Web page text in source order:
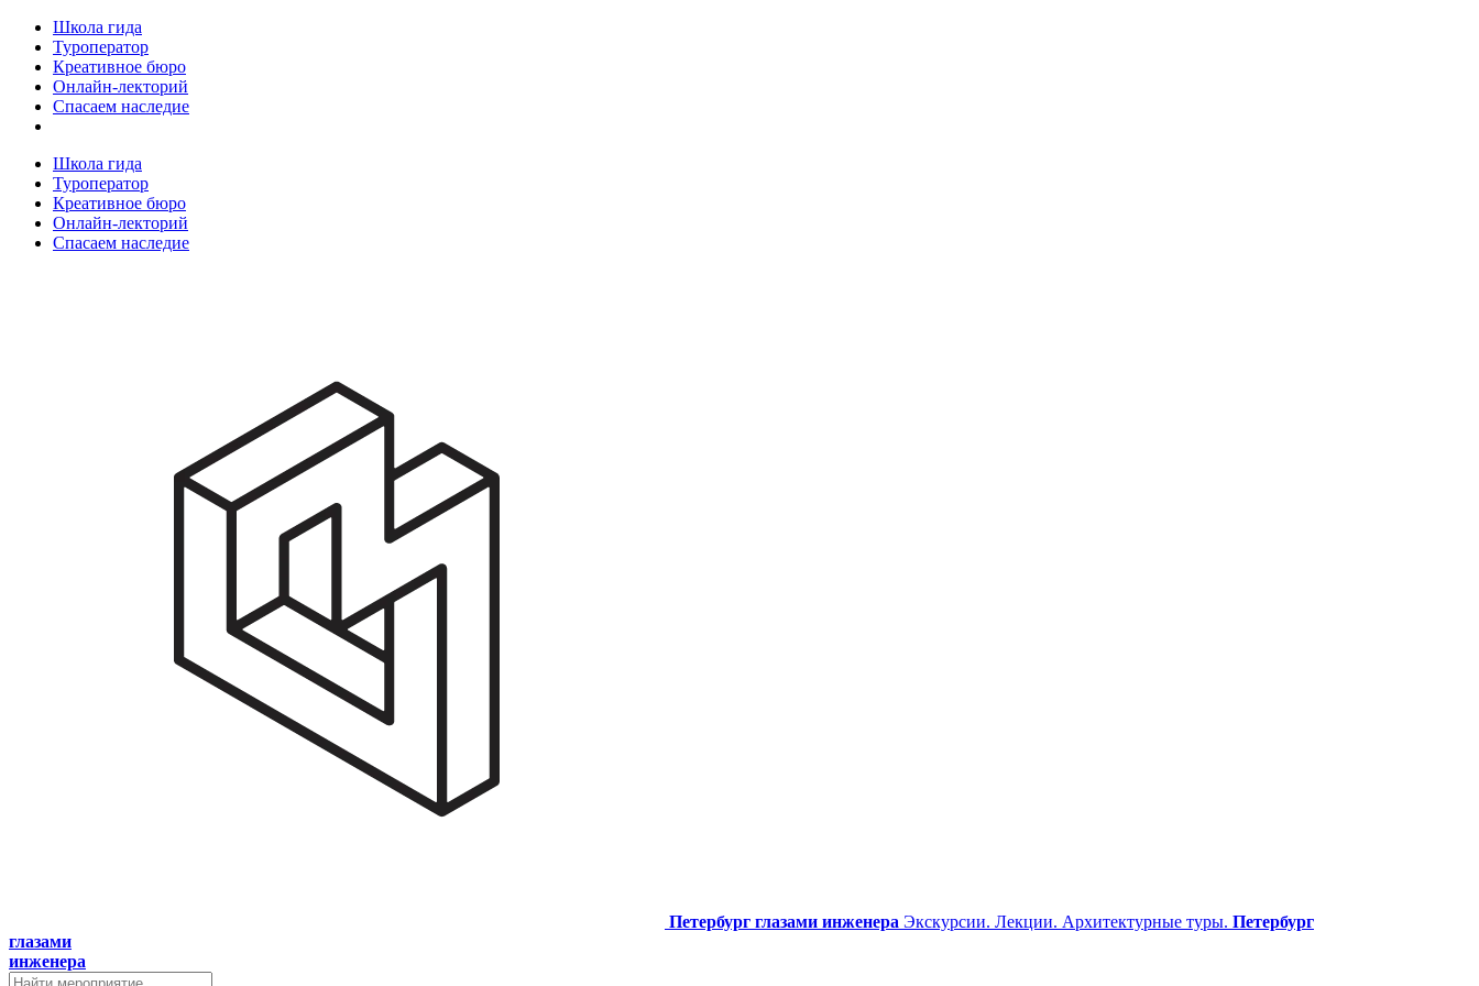
Школа гида
Туроператор
Креативное бюро
Онлайн-лекторий
Спасаем наследие
Школа гида
Туроператор
Креативное бюро
Онлайн-лекторий
Спасаем наследие
Петербург глазами инженера Экскурсии. Лекции. Архитектурные туры. Петербург
глазами
инженера